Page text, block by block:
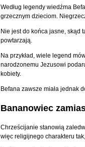
Według legendy wiedźma
grzecznym dzieciom.
Nie jest do końca jasne, skąd
powtarzają.
Na przykład, wiele legend
narodzonemu Jezusowi
kobiety.
Befana zawsze miała jednak
Bananowiec
Chrześcijanie stanowią
więc religijnego charakteru